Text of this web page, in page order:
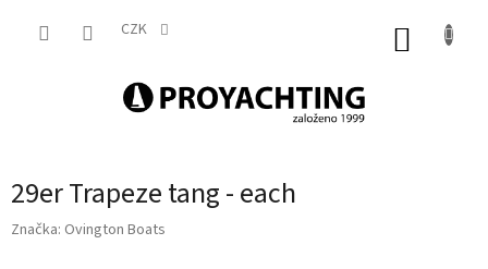
CZK
29er Trapeze tang - each
Značka: Ovington Boats